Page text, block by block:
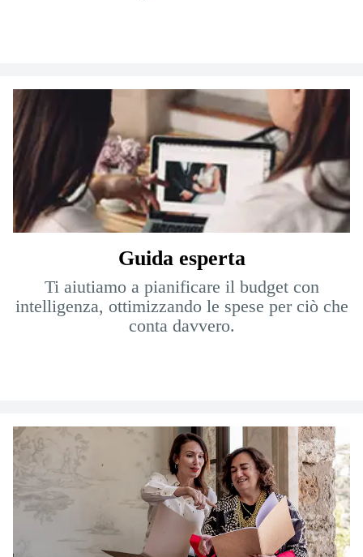
Guida esperta
Ti aiutiamo a pianificare il budget con
intelligenza, ottimizzando le spese per ciò che
conta davvero.